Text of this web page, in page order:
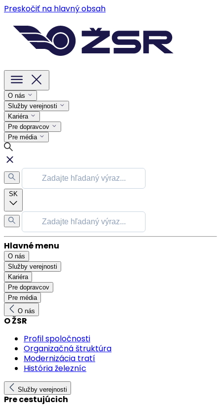
Preskočiť na hlavný obsah
O nás
Služby verejnosti
Kariéra
Pre dopravcov
Pre média
SK
Hlavné menu
O nás
Služby verejnosti
Kariéra
Pre dopravcov
Pre média
O nás
O ŽSR
Profil spoločnosti
Organizačná štruktúra
Modernizácia tratí
História železníc
Služby verejnosti
Pre cestujúcich